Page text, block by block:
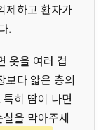
제하고 환자가
.
옷을 여러 겹
보다 얇은 층의
히 땀이 나면
을 막아주세